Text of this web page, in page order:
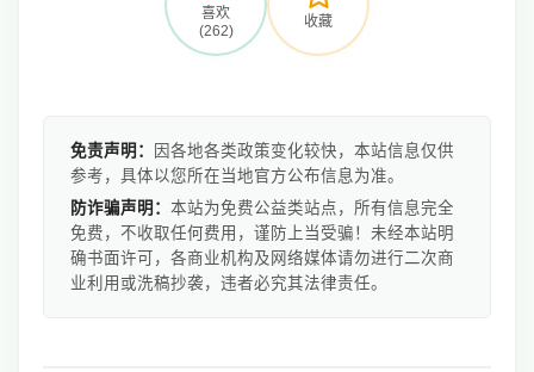
喜欢
(262)
收藏
免责声明：
因各地各类政策变化较快，本站信息仅供
参考，具体以您所在当地官方公布信息为准。
防诈骗声明： 本站为免费公益类站点，所有信息完全
免费，不收取任何费用，谨防上当受骗！未经本站明
确书面许可，各商业机构及网络媒体请勿进行二次商
业利用或洗稿抄袭，违者必究其法律责任。